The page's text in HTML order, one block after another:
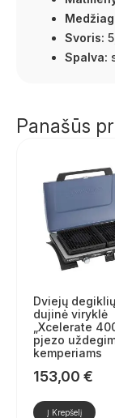
Svoris:
Spalva:
Panašūs
Dviejų
dujinė viryklė
„Xcelerate
pjezo
kemperiams
153,00 €
Į Krepšelį